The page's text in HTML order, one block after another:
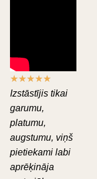
★★★★★
Izstāstījis tikai
garumu,
platumu,
augstumu, viņš
pietiekami labi
aprēķināja